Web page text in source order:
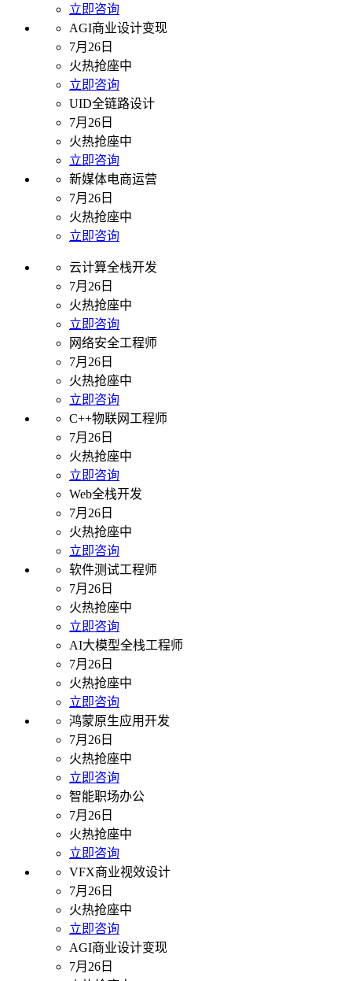
立即咨询
AGI商业设计变现
7月26日
火热抢座中
立即咨询
UID全链路设计
7月26日
火热抢座中
立即咨询
新媒体电商运营
7月26日
火热抢座中
立即咨询
云计算全栈开发
7月26日
火热抢座中
立即咨询
网络安全工程师
7月26日
火热抢座中
立即咨询
C++物联网工程师
7月26日
火热抢座中
立即咨询
Web全栈开发
7月26日
火热抢座中
立即咨询
软件测试工程师
7月26日
火热抢座中
立即咨询
AI大模型全栈工程师
7月26日
火热抢座中
立即咨询
鸿蒙原生应用开发
7月26日
火热抢座中
立即咨询
智能职场办公
7月26日
火热抢座中
立即咨询
VFX商业视效设计
7月26日
火热抢座中
立即咨询
AGI商业设计变现
7月26日